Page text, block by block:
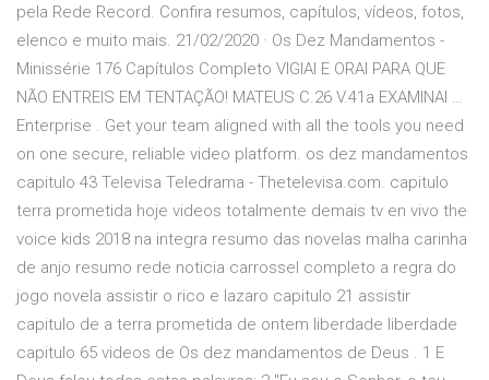
pela Rede Record. Confira resumos, capítulos, vídeos, fotos,
elenco e muito mais. 21/02/2020 · Os Dez Mandamentos -
Minissérie 176 Capítulos Completo VIGIAI E ORAI PARA QUE
NÃO ENTREIS EM TENTAÇÃO! MATEUS C.26 V.41a EXAMINAI …
Enterprise . Get your team aligned with all the tools you need
on one secure, reliable video platform. os dez mandamentos
capitulo 43 Televisa Teledrama - Thetelevisa.com. capitulo
terra prometida hoje videos totalmente demais tv en vivo the
voice kids 2018 na integra resumo das novelas malha carinha
de anjo resumo rede noticia carrossel completo a regra do
jogo novela assistir o rico e lazaro capitulo 21 assistir
capitulo de a terra prometida de ontem liberdade liberdade
capitulo 65 videos de Os dez mandamentos de Deus . 1 E